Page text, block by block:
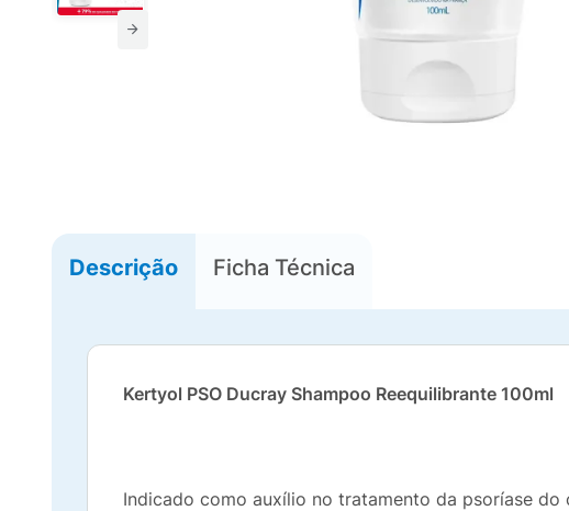
Descrição Ficha Técnica
Kertyol PSO Ducray Shampoo Reequilibrante 100ml
Indicado como auxílio no tratamento da psoríase